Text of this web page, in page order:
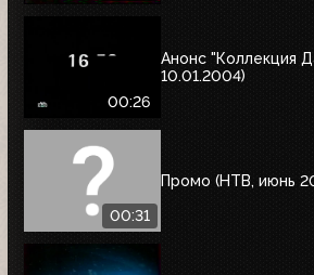
00:26
Анонс "Коллекция
10.01.2004)
00:31
Промо (НТВ, июнь